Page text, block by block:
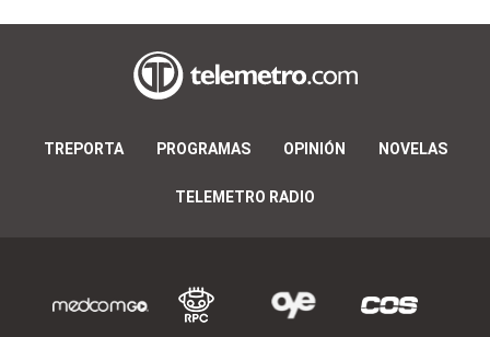
TREPORTA PROGRAMAS OPINIÓN NOVELAS
TELEMETRO RADIO